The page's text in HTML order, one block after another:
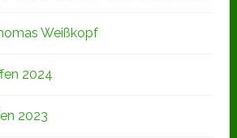
Weißkopf
2024
2023